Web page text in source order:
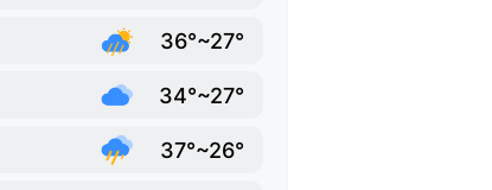
36°~27°
34°~27°
37°~26°